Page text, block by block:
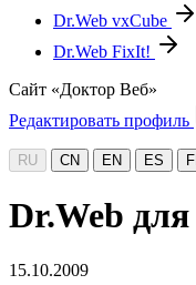
Dr.Web vxCube
Dr.Web FixIt!
Сайт «Доктор Веб»
Редактировать профиль
RU CN EN ES
Dr.Web
15.10.2009